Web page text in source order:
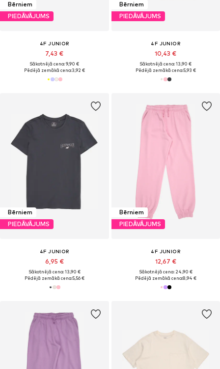
Bērniem
PIEDĀVĀJUMS
4F JUNIOR
7,43 €
Sākotnējā cena: 9,90 €
Pēdējā zemākā cena:3,92 €
Bērniem
PIEDĀVĀJUMS
4F JUNIOR
10,43 €
Sākotnējā cena: 13,90 €
Pēdējā zemākā cena:5,93 €
Bērniem
PIEDĀVĀJUMS
4F JUNIOR
6,95 €
Sākotnējā cena: 13,90 €
Pēdējā zemākā cena:5,56 €
Bērniem
PIEDĀVĀJUMS
4F JUNIOR
12,67 €
Sākotnējā cena: 24,90 €
Pēdējā zemākā cena:8,94 €